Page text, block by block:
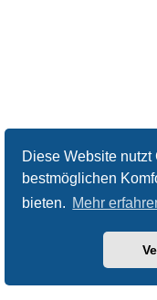
Diese Website
bestmöglichen
bieten. Mehr